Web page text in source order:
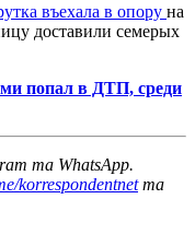
въехала в опору на
доставили семерых
попал в ДТП, среди
та WhatsApp.
korrespondentnetта